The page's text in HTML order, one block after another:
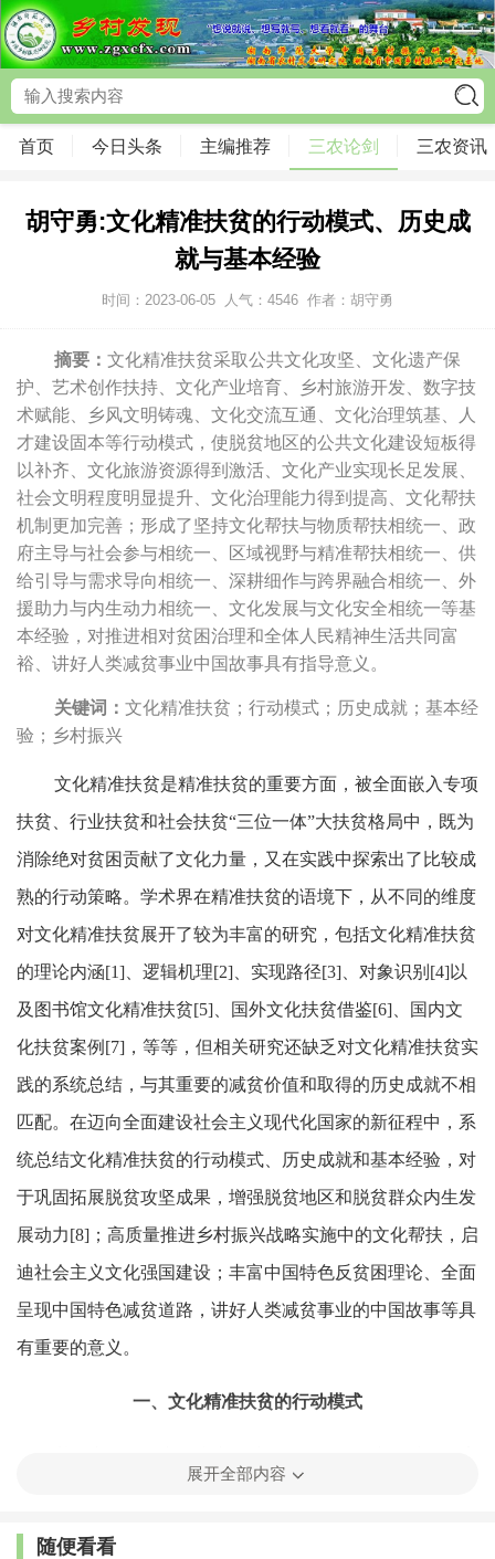
首页 今日头条 主编推荐 三农论剑 三农资讯
胡守勇:文化精准扶贫的行动模式、历史成
就与基本经验
时间：2023-06-05 人气： 4546 作者：胡守勇
摘要： 文化精准扶贫采取公共文化攻坚、文化遗产保
护、艺术创作扶持、文化产业培育、乡村旅游开发、数字技
术赋能、乡风文明铸魂、文化交流互通、文化治理筑基、人
才建设固本等行动模式，使脱贫地区的公共文化建设短板得
以补齐、文化旅游资源得到激活、文化产业实现长足发展、
社会文明程度明显提升、文化治理能力得到提高、文化帮扶
机制更加完善；形成了坚持文化帮扶与物质帮扶相统一、政
府主导与社会参与相统一、区域视野与精准帮扶相统一、供
给引导与需求导向相统一、深耕细作与跨界融合相统一、外
援助力与内生动力相统一、文化发展与文化安全相统一等基
本经验，对推进相对贫困治理和全体人民精神生活共同富
裕、讲好人类减贫事业中国故事具有指导意义。
关键词： 文化精准扶贫；行动模式；历史成就；基本经
验；乡村振兴
文化精准扶贫是精准扶贫的重要方面，被全面嵌入专项
扶贫、行业扶贫和社会扶贫“三位一体”大扶贫格局中，既为
消除绝对贫困贡献了文化力量，又在实践中探索出了比较成
熟的行动策略。学术界在精准扶贫的语境下，从不同的维度
对文化精准扶贫展开了较为丰富的研究，包括文化精准扶贫
的理论内涵[1]、逻辑机理[2]、实现路径[3]、对象识别[4]以
及图书馆文化精准扶贫[5]、国外文化扶贫借鉴[6]、国内文
化扶贫案例[7]，等等，但相关研究还缺乏对文化精准扶贫实
践的系统总结，与其重要的减贫价值和取得的历史成就不相
匹配。在迈向全面建设社会主义现代化国家的新征程中，系
统总结文化精准扶贫的行动模式、历史成就和基本经验，对
于巩固拓展脱贫攻坚成果，增强脱贫地区和脱贫群众内生发
展动力[8]；高质量推进乡村振兴战略实施中的文化帮扶，启
迪社会主义文化强国建设；丰富中国特色反贫困理论、全面
呈现中国特色减贫道路，讲好人类减贫事业的中国故事等具
有重要的意义。
一、文化精准扶贫的行动模式
权利贫困、精神贫困、区域贫困等不同维度释放减贫效应，
展开全部内容
随便看看